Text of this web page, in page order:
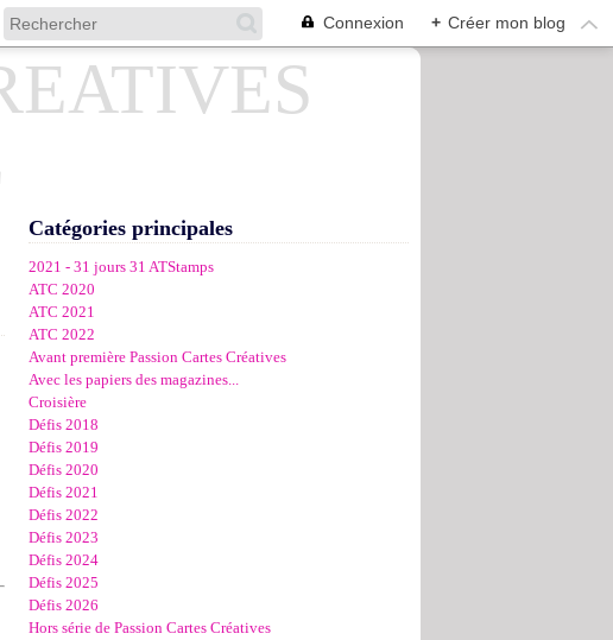
Connexion + Créer mon blog
Catégories principales
2021 - 31 jours 31 ATStamps
ATC 2020
ATC 2021
ATC 2022
Avant première Passion Cartes Créatives
Avec les papiers des magazines...
Croisière
Défis 2018
Défis 2019
Défis 2020
Défis 2021
Défis 2022
Défis 2023
Défis 2024
Défis 2025
Défis 2026
Hors série de Passion Cartes Créatives